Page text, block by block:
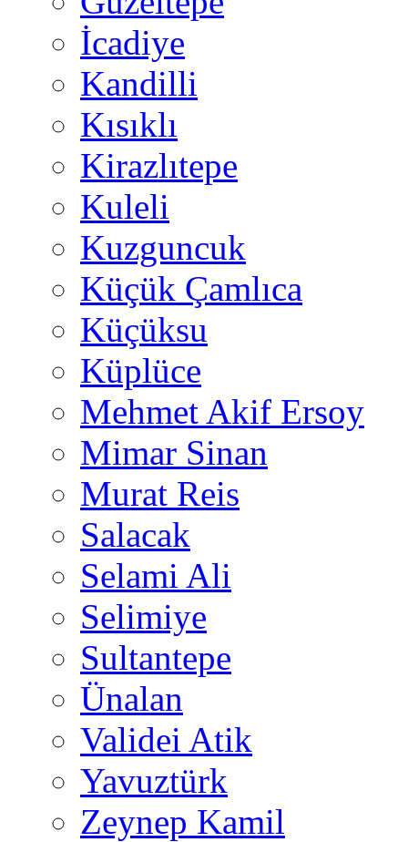
İcadiye
Kandilli
Kısıklı
Kirazlıtepe
Kuleli
Kuzguncuk
Küçük Çamlıca
Küçüksu
Küplüce
Mehmet Akif Ersoy
Mimar Sinan
Murat Reis
Salacak
Selami Ali
Selimiye
Sultantepe
Ünalan
Validei Atik
Yavuztürk
Zeynep Kamil